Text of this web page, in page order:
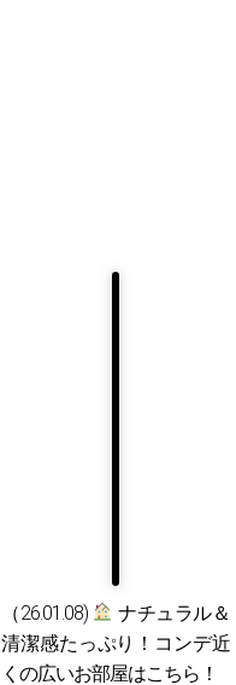
（26.01.08)
ナチュラル＆
清潔感たっぷり！コンデ近
くの広いお部屋はこちら！